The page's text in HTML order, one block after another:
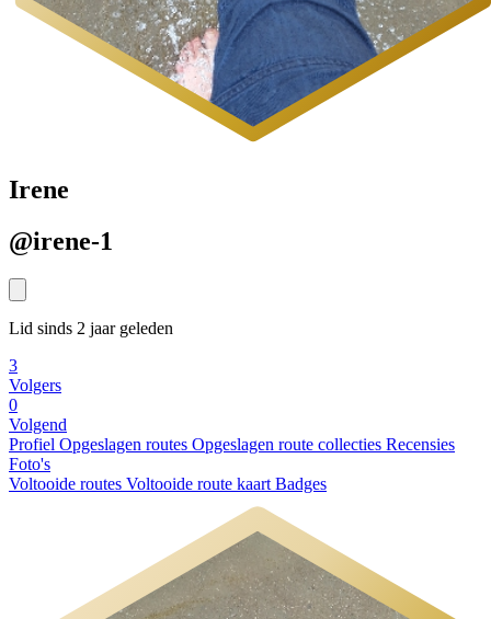
Irene
@irene-1
Lid sinds 2 jaar geleden
3
Volgers
0
Volgend
Profiel Opgeslagen routes Opgeslagen route collecties Recensies
Foto's
Voltooide routes Voltooide route kaart Badges